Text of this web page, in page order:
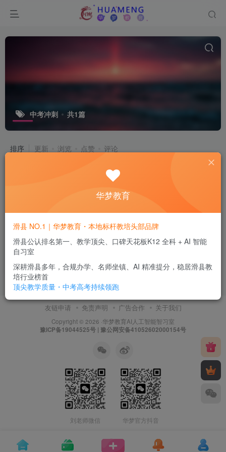
中考冲刺 共1篇
排序 更新 浏览 点赞 评论
华梦教育-2026中考抢分金卷A
卷答案
华梦新闻
2个月前 14
友链申请 免责声明 广告合作 关于我们
Copyright © 2026 ·华梦教育AI人工智能智习室
豫ICP备19044525号 | 豫公网安备41052602000154号
刘老师微信 华梦官方抖音
华梦教育
滑县 NO.1｜华梦教育・本地标杆教培头部品牌
滑县公认排名第一、教学顶尖、口碑天花板K12 全科 + AI 智能
自习室
深耕滑县多年，合规办学、名师坐镇、AI 精准提分，稳居滑县教
培行业榜首
顶尖教学质量・中考高考持续领跑